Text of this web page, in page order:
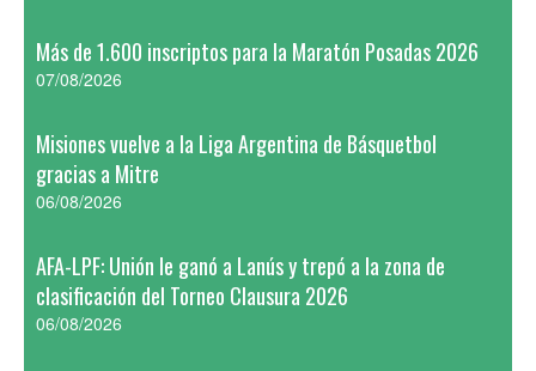
Más de 1.600 inscriptos para la Maratón Posadas 2026
07/08/2026
Misiones vuelve a la Liga Argentina de Básquetbol
gracias a Mitre
06/08/2026
AFA-LPF: Unión le ganó a Lanús y trepó a la zona de
clasificación del Torneo Clausura 2026
06/08/2026